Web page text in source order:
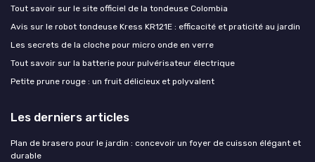
Tout savoir sur le site officiel de la tondeuse Colombia
Avis sur le robot tondeuse Kress KR121E : efficacité et praticité au jardin
Les secrets de la cloche pour micro onde en verre
Tout savoir sur la batterie pour pulvérisateur électrique
Petite prune rouge : un fruit délicieux et polyvalent
Les derniers articles
Plan de brasero pour le jardin : concevoir un foyer de cuisson élégant et
durable